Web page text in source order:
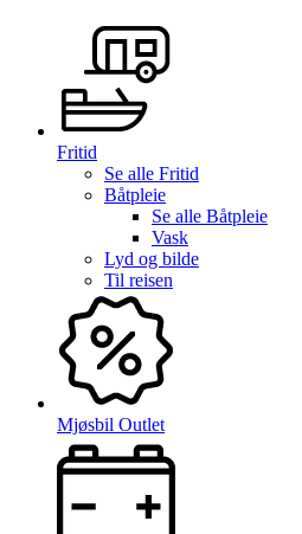
Fritid
Se alle Fritid
Båtpleie
Se alle Båtpleie
Vask
Lyd og bilde
Til reisen
Mjøsbil Outlet